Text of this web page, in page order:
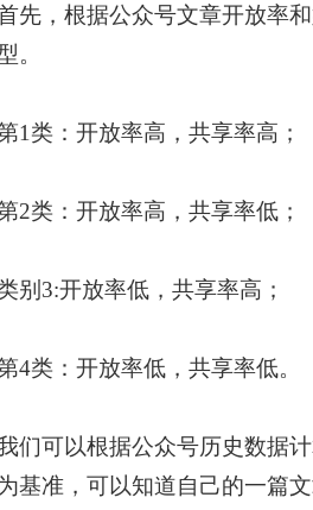
先，根据公众号文章开放率
。
1类：开放率高，共享率高；
2类：开放率高，共享率低；
别3:开放率低，共享率高；
4类：开放率低，共享率低。
们可以根据公众号历史数据
基准，可以知道自己的一篇文